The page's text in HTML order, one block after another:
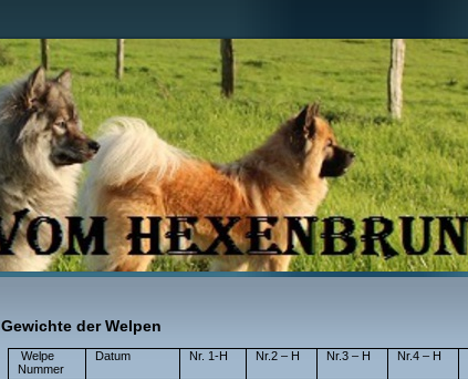
Gewichte der Welpen
Welpe
Nummer
Datum Nr. 1-H Nr.2 – H Nr.3 – H Nr.4 – H